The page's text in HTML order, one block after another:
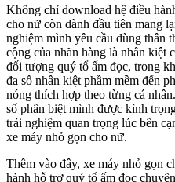
Không chỉ download hệ điều
cho nữ còn dành đầu tiên mang
nghiệm mình yêu cầu dùng thân
cộng của nhãn hàng là nhân kiệt
đối tượng quý tổ ấm đọc, trong
đa số nhân kiệt phầm mềm đến
nóng thích hợp theo từng cá
số phân biệt mình được kính
trải nghiệm quan trọng lúc bên
xe máy nhỏ gọn cho nữ.
Thêm vào đây, xe máy nhỏ gọn
hành hỗ trợ quý tổ ấm đọc